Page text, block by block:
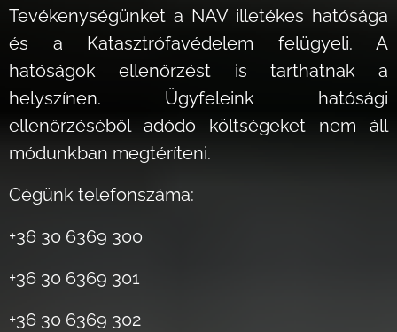
Tevékenységünket a NAV illetékes hatósága
és a Katasztrófavédelem felügyeli. A
hatóságok ellenőrzést is tarthatnak a
helyszínen. Ügyfeleink hatósági
ellenőrzéséből adódó költségeket nem áll
módunkban megtéríteni.
Cégünk telefonszáma:
+36 30 6369 300
+36 30 6369 301
+36 30 6369 302